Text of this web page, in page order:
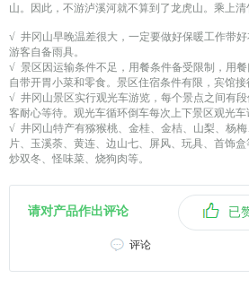
山。因此，不游泸溪河就不算到了龙虎山。乘上清
√ 井冈山早晚温差很大，一定要做好保暖工作带
游客自备雨具。
√ 景区因运输条件不足，用餐条件备受限制，用
自带开胃小菜和零食。景区住宿条件有限，宾馆
√ 井冈山景区实行观光车游览，每个景点之间有
客耐心等待。观光车循环倒车每次上下景区观光
√ 井冈山特产有猕猴桃、金桂、金桔、山梨、杨
片、玉溪荼、黄连、边山七、屏风、玩具、首饰盒
炒双冬、怪味菜、烧狗肉等。
请对产品作出评论 已
评论